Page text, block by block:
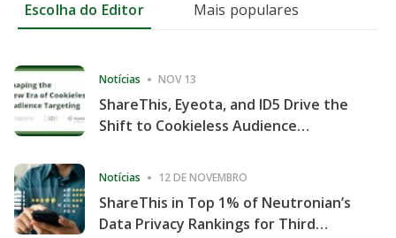
Escolha do Editor Mais populares
Notícias NOV 13
ShareThis, Eyeota, and ID5 Drive the
Shift to Cookieless Audience
Notícias 12 DE NOVEMBRO
ShareThis in Top 1% of Neutronian’s
Data Privacy Rankings for Third